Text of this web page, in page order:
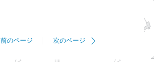
前のページ 次のページ